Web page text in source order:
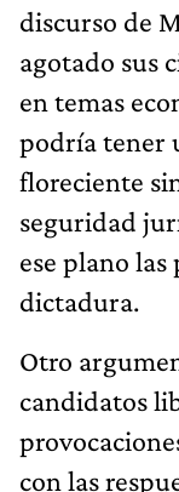
discurso de
agotado sus
en temas
podría tener
floreciente
seguridad
ese plano
dictadura.
Otro
candidatos
con las